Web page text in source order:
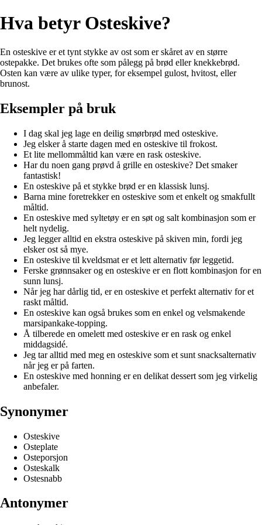
Hva betyr Osteskive?
En osteskive er et tynt stykke av ost som er skåret av en større
ostepakke. Det brukes ofte som pålegg på brød eller knekkebrød.
Osten kan være av ulike typer, for eksempel gulost, hvitost, eller
brunost.
Eksempler på bruk
I dag skal jeg lage en deilig smørbrød med osteskive.
Jeg elsker å starte dagen med en osteskive til frokost.
Et lite mellommåltid kan være en rask osteskive.
Har du noen gang prøvd å grille en osteskive? Det smaker
fantastisk!
En osteskive på et stykke brød er en klassisk lunsj.
Barna mine foretrekker en osteskive som et enkelt og smakfullt
måltid.
En osteskive med syltetøy er en søt og salt kombinasjon som er
helt nydelig.
Jeg legger alltid en ekstra osteskive på skiven min, fordi jeg
elsker ost så mye.
En osteskive til kveldsmat er et lett alternativ før leggetid.
Ferske grønnsaker og en osteskive er en flott kombinasjon for en
sunn lunsj.
Når jeg har dårlig tid, er en osteskive et perfekt alternativ for et
raskt måltid.
En osteskive kan også brukes som en enkel og velsmakende
marsipankake-topping.
Å tilberede en omelett med osteskive er en rask og enkel
middagsidé.
Jeg tar alltid med meg en osteskive som et sunt snacksalternativ
når jeg er på farten.
En osteskive med honning er en delikat dessert som jeg virkelig
anbefaler.
Synonymer
Osteskive
Osteplate
Osteporsjon
Osteskalk
Ostesnabb
Antonymer